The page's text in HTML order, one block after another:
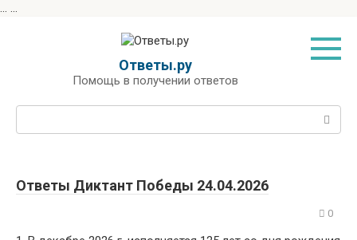
... ...
Ответы.ру
Помощь в получении ответов
Поиск:
Ответы Диктант Победы 24.04.2026
0